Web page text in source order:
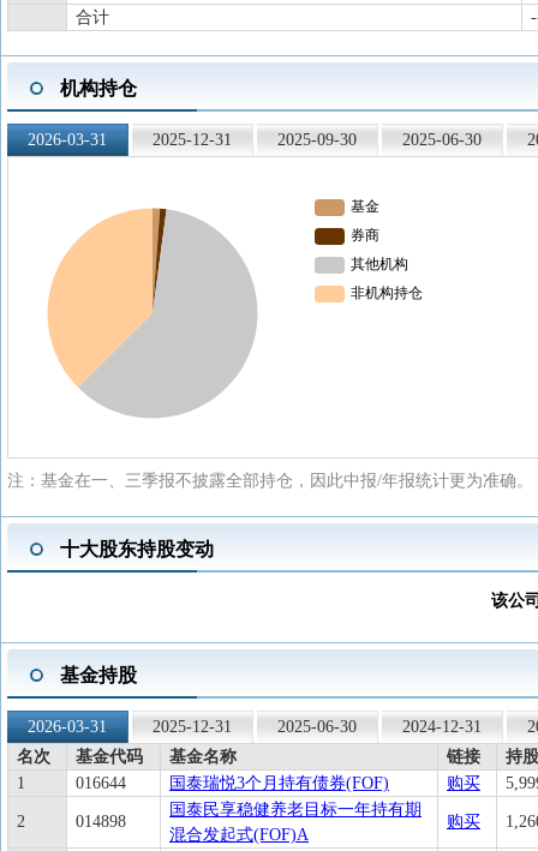
合计
机构持仓
2026-03-31 2025-12-31 2025-09-30 2025-06-30
注：基金在一、三季报不披露全部持仓，因此中报/年报统计更为准确。
十大股东持股变动
该公
基金持股
2026-03-31 2025-12-31 2025-06-30 2024-12-31
名次
基金代码 基金名称 链接
持
1
016644 国泰瑞悦3个月持有债券(FOF) 购买
2 014898
国泰民享稳健养老目标一年持有期
混合发起式(FOF)A
购买